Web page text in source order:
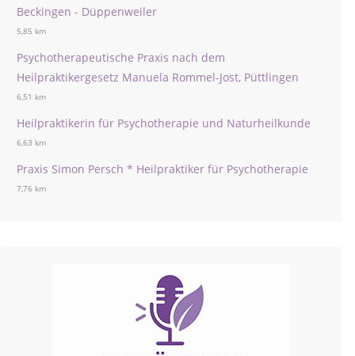
Beckingen - Düppenweiler
5,85 km
Psychotherapeutische Praxis nach dem
Heilpraktikergesetz Manuela Rommel-Jost, Püttlingen
6,51 km
Heilpraktikerin für Psychotherapie und Naturheilkunde
6,63 km
Praxis Simon Persch * Heilpraktiker für Psychotherapie
7,76 km